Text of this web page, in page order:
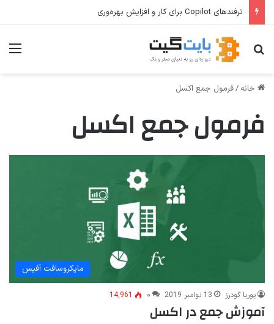
ترفندهای Copilot برای کار و افزایش بهره‌وری
جستجو برای
خانه /فرمول جمع اکسل
فرمول جمع اکسل
مایکروسافت آفیس
پوریا گودرز 13 نوامبر 2019 ۰ 14,961
آموزش جمع در اکسل